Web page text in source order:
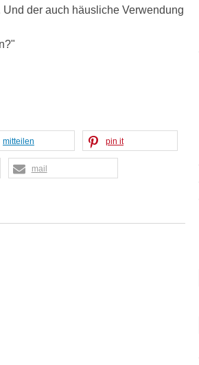
der auch häusliche Verwendung
mitteilen pin it
mail